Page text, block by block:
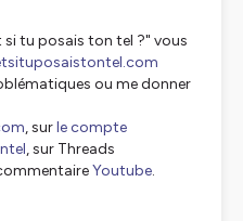
si tu posais ton tel ?" vous
ou me donner
, surle compte
, sur Threads
Youtube.